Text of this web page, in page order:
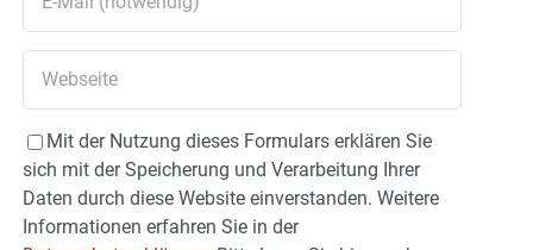
Mit der Nutzung dieses Formulars erklären Sie
sich mit der Speicherung und Verarbeitung Ihrer
Daten durch diese Website einverstanden. Weitere
Informationen erfahren Sie in der